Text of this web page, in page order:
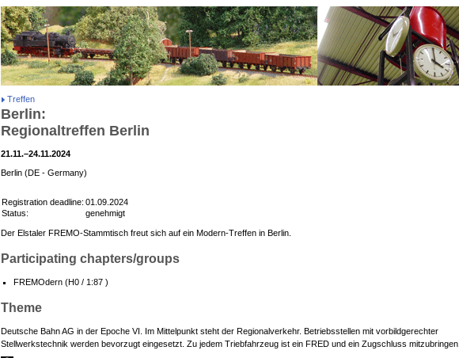
Treffen
Berlin:
Regionaltreffen Berlin
21.11.–24.11.2024
Berlin (DE - Germany)
Registration deadline: 01.09.2024
Status:
genehmigt
Der Elstaler FREMO-Stammtisch freut sich auf ein Modern-Treffen in Berlin.
Participating chapters/groups
FREMOdern (H0 / 1:87 )
Theme
Deutsche Bahn AG in der Epoche VI. Im Mittelpunkt steht der Regionalverkehr. Betriebsstellen mit vorbildgerechter
Stellwerkstechnik werden bevorzugt eingesetzt. Zu jedem Triebfahrzeug ist ein FRED und ein Zugschluss mitzubringen.